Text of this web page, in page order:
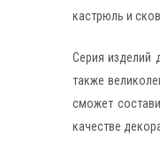
кастрюль и
Серия изделий
также
сможет
качестве